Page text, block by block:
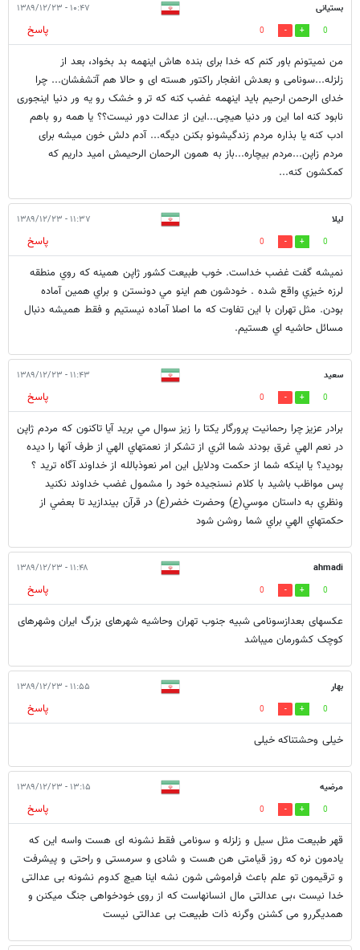
بستیانی ۱۰:۴۷ - ۱۳۸۹/۱۲/۲۳
0
0
پاسخ
من نمیتونم باور کنم که خدا برای بنده هاش اینهمه بد بخواد، بعد از
زلزله...سونامی و بعدش انفجار راکتور هسته ای و حالا هم آتشفشان... چرا
خدای الرحمن ارحیم باید اینهمه غضب کنه که تر و خشک رو یه ور دنیا اینجوری
نابود کنه اما این ور دنیا هیچی...این از عدالت دور نیست؟؟ یا همه رو باهم
ادب کنه یا بذاره مردم زندگیشونو بکنن دیگه... آدم دلش خون میشه برای
مردم زاپن...مردم بیچاره...باز به همون الرحمان الرحیمش امید داریم که
کمکشون کنه...
ليلا ۱۱:۳۷ - ۱۳۸۹/۱۲/۲۳
0
0
پاسخ
نميشه گفت غضب خداست. خوب طبيعت كشور ژاپن همينه كه روي منطقه
لرزه خيزي واقع شده . خودشون هم اينو مي دونستن و براي همين آماده
بودن. مثل تهران با اين تفاوت كه ما اصلا آماده نيستيم و فقط هميشه دنبال
مسائل حاشيه اي هستيم.
سعيد ۱۱:۴۳ - ۱۳۸۹/۱۲/۲۳
0
0
پاسخ
برادر عزيز چرا رحمانيت پرورگار يكتا را زيز سوال مي بريد آيا تاكنون كه مردم ژاپن
در نعم الهي غرق بودند شما اثري از تشكر از نعمتهاي الهي از طرف آنها را ديده
بوديد؟ يا اينكه شما از حكمت ودلايل اين امر نعوذبالله از خداوند آگاه تريد ؟
پس مواظب باشيد با كلام نسنجيده خود را مشمول غضب خداوند نكنيد
ونظري به داستان موسي(ع) وحضرت خضر(ع) در قرآن بيندازيد تا بعضي از
حكمتهاي الهي براي شما روشن شود
ahmadi ۱۱:۴۸ - ۱۳۸۹/۱۲/۲۳
0
0
پاسخ
عکسهای بعدازسونامی شبیه جنوب تهران وحاشیه شهرهای بزرگ ایران وشهرهای
کوچک کشورمان میباشد
بهار ۱۱:۵۵ - ۱۳۸۹/۱۲/۲۳
0
0
پاسخ
خیلی وحشتناکه خیلی
مرضیه ۱۳:۱۵ - ۱۳۸۹/۱۲/۲۳
0
0
پاسخ
قهر طبیعت مثل سیل و زلزله و سونامی فقط نشونه ای هست واسه این که
یادمون نره که روز قیامتی هن هست و شادی و سرمستی و راحتی و پیشرفت
و ترقیمون تو علم باعث فراموشی شون نشه اینا هیچ کدوم نشونه بی عدالتی
خدا نیست ،بی عدالتی مال انسانهاست که از روی خودخواهی جنگ میکنن و
همدیگررو می کشنن وگرنه ذات طبیعت بی عدالتی نیست